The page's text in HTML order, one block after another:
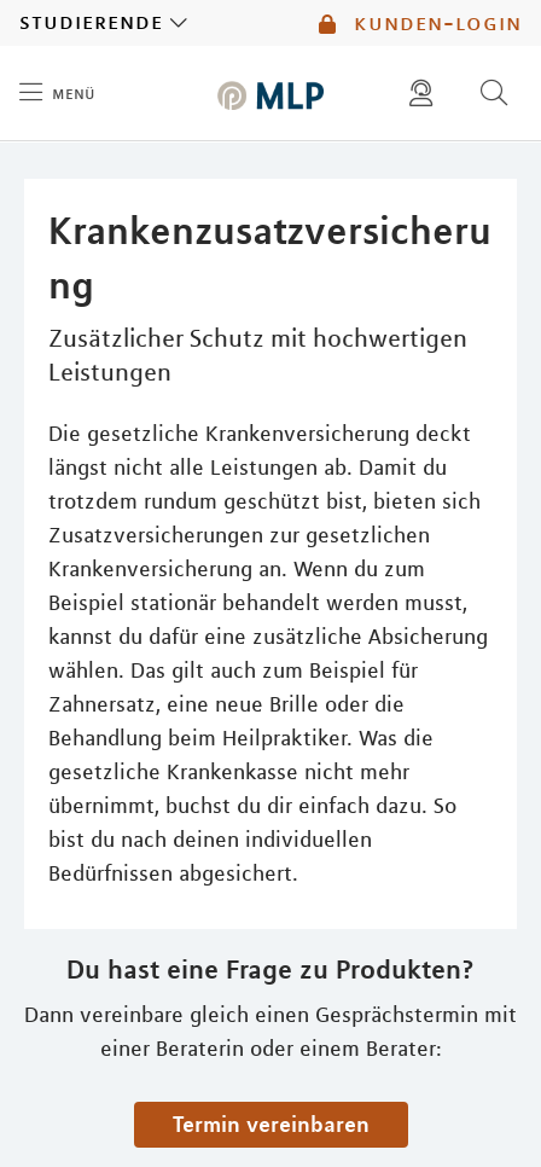
kunden-login
studierende
menü
Krankenzusatzversicheru
ng
Zusätzlicher Schutz mit hochwertigen
Leistungen
Die gesetzliche Krankenversicherung deckt
längst nicht alle Leistungen ab. Damit du
trotzdem rundum geschützt bist, bieten sich
Zusatzversicherungen zur gesetzlichen
Krankenversicherung an. Wenn du zum
Beispiel stationär behandelt werden musst,
kannst du dafür eine zusätzliche Absicherung
wählen. Das gilt auch zum Beispiel für
Zahnersatz, eine neue Brille oder die
Behandlung beim Heilpraktiker. Was die
gesetzliche Krankenkasse nicht mehr
übernimmt, buchst du dir einfach dazu. So
bist du nach deinen individuellen
Bedürfnissen abgesichert.
Du hast eine Frage zu Produkten?
Dann vereinbare gleich einen Gesprächstermin mit
einer Beraterin oder einem Berater:
Termin vereinbaren